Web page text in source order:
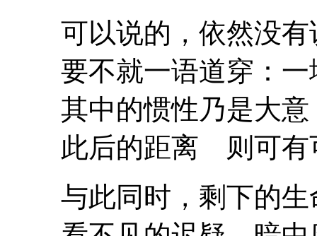
可以说的，依然没有
要不就一语道穿：一
其中的惯性乃是大意
此后的距离 则可有
与此同时，剩下的生